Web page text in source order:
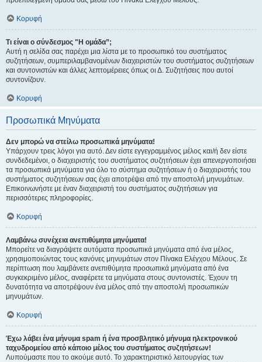
Κορυφή
Τι είναι ο σύνδεσμος "Η ομάδα”;
Αυτή η σελίδα σας παρέχει μια λίστα με το προσωπικό του συστήματος
συζητήσεων, συμπεριλαμβανομένων διαχειριστών του συστήματος συζητήσεων
και συντονιστών και άλλες λεπτομέρειες όπως οι Δ. Συζητήσεις που αυτοί
συντονίζουν.
Κορυφή
Προσωπικά Μηνύματα
Δεν μπορώ να στείλω προσωπικά μηνύματα!
Υπάρχουν τρεις λόγοι για αυτό. Δεν είστε εγγεγραμμένος μέλος και/ή δεν είστε
συνδεδεμένοι, ο διαχειριστής του συστήματος συζητήσεων έχει απενεργοποιήσει
τα προσωπικά μηνύματα για όλο το σύστημα συζητήσεων ή ο διαχειριστής του
συστήματος συζητήσεων σας έχει αποτρέψει από την αποστολή μηνυμάτων.
Επικοινωνήστε με έναν διαχειριστή του συστήματος συζητήσεων για
περισσότερες πληροφορίες.
Κορυφή
Λαμβάνω συνέχεια ανεπιθύμητα μηνύματα!
Μπορείτε να διαγράψετε αυτόματα προσωπικά μηνύματα από ένα μέλος,
χρησιμοποιώντας τους κανόνες μηνυμάτων στον Πίνακα Ελέγχου Μέλους. Σε
περίπτωση που λαμβάνετε ανεπιθύμητα προσωπικά μηνύματα από ένα
συγκεκριμένο μέλος, αναφέρετε τα μηνύματα στους συντονιστές. Έχουν τη
δυνατότητα να αποτρέψουν ένα μέλος από την αποστολή προσωπικών
μηνυμάτων.
Κορυφή
Έχω λάβει ένα μήνυμα spam ή ένα προσβλητικό μήνυμα ηλεκτρονικού
ταχυδρομείου από κάποιο μέλος του συστήματος συζητήσεων!
Λυπούμαστε που το ακούμε αυτό. Το χαρακτηριστικό λειτουργίας των